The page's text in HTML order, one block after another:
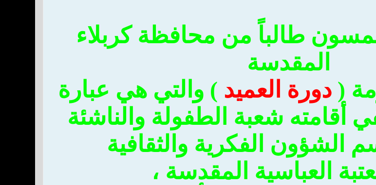
طالباً من محافظة كربلاء
المقدسة
( دورة العميد ) والتي هي عبارة
شعبة الطفولة والناشئة
الشؤون الفكرية والثقافية
العباسية المقدسة ،